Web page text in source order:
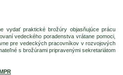
vydať praktické brožúry objasňujúce prácu
vedeckého poradenstva vrátane pomoci,
pre vedeckých pracovníkov v rozvojových
s brožúrami pripravenými sekretariátom